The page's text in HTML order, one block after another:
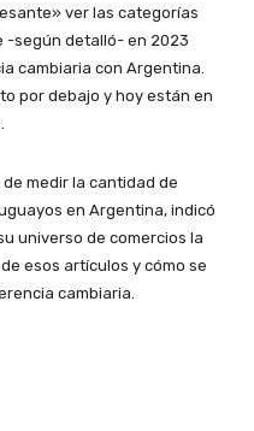
ver las categorías
-según detalló- en 2023
cambiaria con Argentina.
por debajo y hoy están en
medir la cantidad de
en Argentina, indicó
universo de comercios la
esos artículos y cómo se
cambiaria.